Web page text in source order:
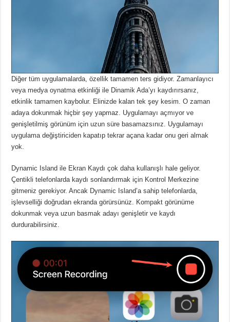
Diğer tüm uygulamalarda, özellik tamamen ters gidiyor.Zamanlayıcı
veya medya oynatma etkinliği ile Dinamik Ada’yı kaydırırsanız,
etkinlik tamamen kaybolur. Elinizde kalan tek şey kesim.O zaman
adaya dokunmak hiçbir şey yapmaz. Uygulamayı açmıyor ve
genişletilmiş görünüm için uzun süre basamazsınız. Uygulamayı
uygulama değiştiriciden kapatıp tekrar açana kadar onu geri almak
yok.
Dynamic Island ile Ekran Kaydı çok daha kullanışlı hale geliyor.
Çentikli telefonlarda kaydı sonlandırmak için Kontrol Merkezine
gitmeniz gerekiyor.Ancak Dynamic Island’a sahip telefonlarda,
işlevselliği doğrudan ekranda görürsünüz. Kompakt görünüme
dokunmak veya uzun basmak adayı genişletir ve kaydı
durdurabilirsiniz.